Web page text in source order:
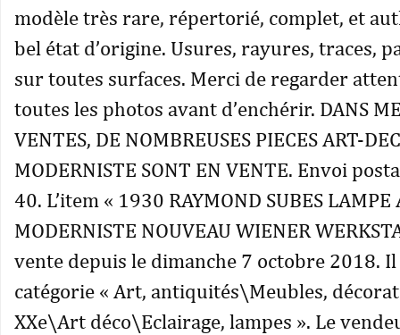
modèle très rare, répertorié, complet, et
bel état d’origine. Usures, rayures, traces,
sur toutes surfaces. Merci de regarder
toutes les photos avant d’enchérir. DANS
VENTES, DE NOMBREUSES PIECES ART-
MODERNISTE SONT EN VENTE. Envoi
40. L’item « 1930 RAYMOND SUBES LAMPE
MODERNISTE NOUVEAU WIENER
vente depuis le dimanche 7 octobre 2018. Il
catégorie « Art, antiquités\Meubles,
XXe\Art déco\Eclairage, lampes ». Le